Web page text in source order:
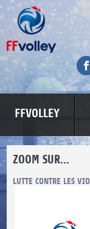
FFVOLLEY
ZOOM SUR...
LUTTE CONTRE LES